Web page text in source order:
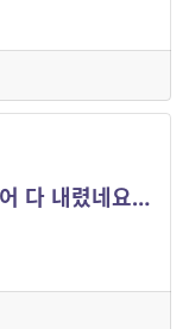
[아이 건강 조언] 초원이 열이 드디어 다 내렸네요ㅜㅜ